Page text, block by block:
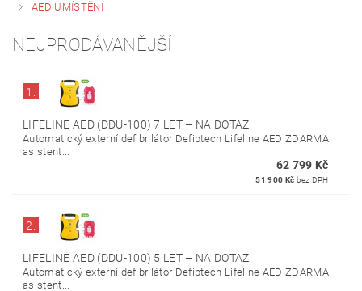
AED UMÍSTĚNÍ
NEJPRODÁVANĚJŠÍ
1.
LIFELINE AED (DDU-100) 7 LET – NA DOTAZ
Automatický externí defibrilátor Defibtech Lifeline AED ZDARMA
asistent...
62 799 Kč
51 900 Kč bez DPH
2.
LIFELINE AED (DDU-100) 5 LET – NA DOTAZ
Automatický externí defibrilátor Defibtech Lifeline AED ZDARMA
asistent...